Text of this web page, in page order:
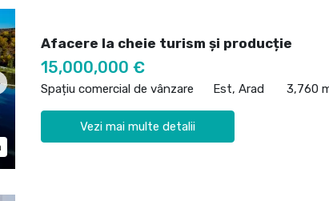
Afacere la cheie turism și producție
15,000,000 €
Spațiu comercial de vânzare Est, Arad 3,760
Vezi mai multe detalii